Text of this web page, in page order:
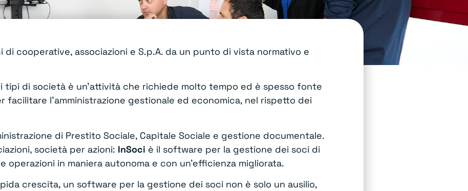
cooperative, associazioni e S.p.A. da un punto di vista normativo e
di società è un’attività che richiede molto tempo ed è spesso fonte
facilitare l’amministrazione gestionale ed economica, nel rispetto dei
di Prestito Sociale, Capitale Sociale e gestione documentale.
società per azioni: InSoci è il software per la gestione dei soci di
in maniera autonoma e con un’efficienza migliorata.
crescita, un software per la gestione dei soci non è solo un ausilio,